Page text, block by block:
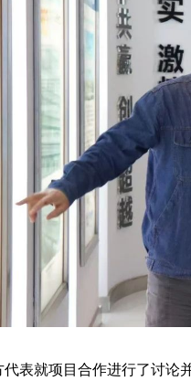
表就项目合作进行了讨